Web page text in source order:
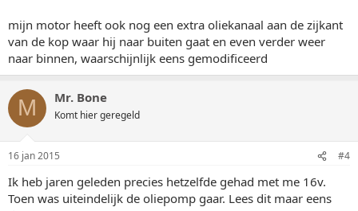
mijn motor heeft ook nog een extra oliekanaal aan de zijkant
van de kop waar hij naar buiten gaat en even verder weer
naar binnen, waarschijnlijk eens gemodificeerd
M Mr. Bone
Komt hier geregeld
16 jan 2015 #4
Ik heb jaren geleden precies hetzelfde gehad met me 16v.
Toen was uiteindelijk de oliepomp gaar. Lees dit maar eens